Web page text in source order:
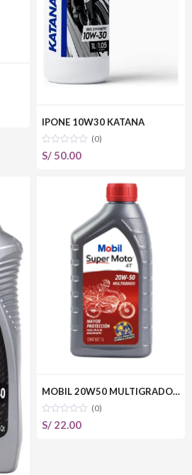
IPONE 10W30 KATANA
(0)
S/ 50.00
MOBIL 20W50 MULTIGRADO MINERAL
(0)
S/ 22.00